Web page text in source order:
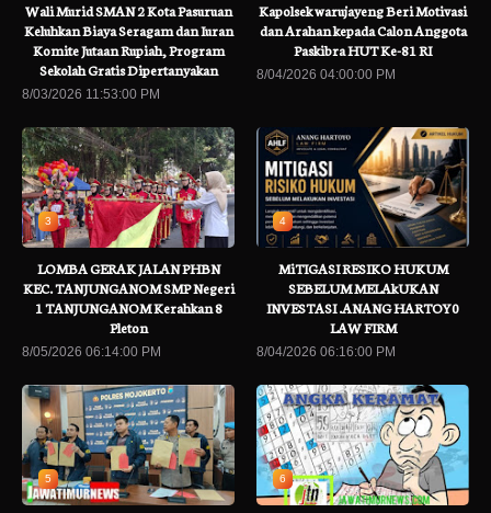
Wali Murid SMAN 2 Kota Pasuruan
Keluhkan Biaya Seragam dan Iuran
Komite Jutaan Rupiah, Program
Sekolah Gratis Dipertanyakan
8/03/2026 11:53:00 PM
Kapolsek warujayeng Beri Motivasi
dan Arahan kepada Calon Anggota
Paskibra HUT Ke-81 RI
8/04/2026 04:00:00 PM
3
LOMBA GERAK JALAN PHBN
KEC. TANJUNGANOM SMP Negeri
1 TANJUNGANOM Kerahkan 8
Pleton
8/05/2026 06:14:00 PM
4
MiTIGASI RESIKO HUKUM
SEBELUM MELAkUKAN
INVESTASI .ANANG HARTOY0
LAW FIRM
8/04/2026 06:16:00 PM
5 6